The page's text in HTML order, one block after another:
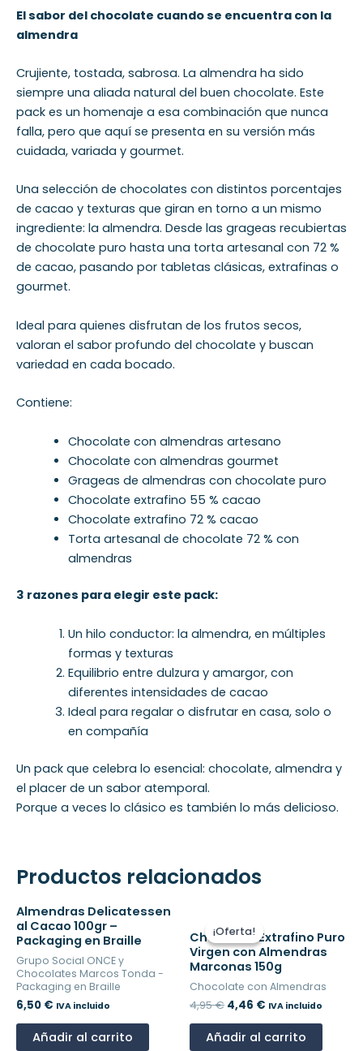
El sabor del chocolate cuando se encuentra con la
almendra
Crujiente, tostada, sabrosa. La almendra ha sido
siempre una aliada natural del buen chocolate. Este
pack es un homenaje a esa combinación que nunca
falla, pero que aquí se presenta en su versión más
cuidada, variada y gourmet.
Una selección de chocolates con distintos porcentajes
de cacao y texturas que giran en torno a un mismo
ingrediente: la almendra. Desde las grageas recubiertas
de chocolate puro hasta una torta artesanal con 72 %
de cacao, pasando por tabletas clásicas, extrafinas o
gourmet.
Ideal para quienes disfrutan de los frutos secos,
valoran el sabor profundo del chocolate y buscan
variedad en cada bocado.
Contiene:
Chocolate con almendras artesano
Chocolate con almendras gourmet
Grageas de almendras con chocolate puro
Chocolate extrafino 55 % cacao
Chocolate extrafino 72 % cacao
Torta artesanal de chocolate 72 % con
almendras
3 razones para elegir este pack:
Un hilo conductor: la almendra, en múltiples
formas y texturas
Equilibrio entre dulzura y amargor, con
diferentes intensidades de cacao
Ideal para regalar o disfrutar en casa, solo o
en compañía
Un pack que celebra lo esencial: chocolate, almendra y
el placer de un sabor atemporal.
Porque a veces lo clásico es también lo más delicioso.
Productos relacionados
Almendras Delicatessen
al Cacao 100gr –
Packaging en Braille
Grupo Social ONCE y
Chocolates Marcos Tonda -
Packaging en Braille
6,50 € IVA incluido
Añadir al carrito
¡Oferta!
¡Oferta!
Chocolate Extrafino Puro
Virgen con Almendras
Marconas 150g
Chocolate con Almendras
4,95€
precio
original
era:
4,95 €.
4,46 €
actual
es:
4,46 €.
IVA incluido
Añadir al carrito